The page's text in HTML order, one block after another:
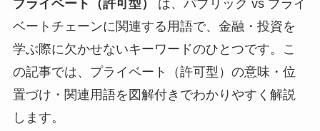
プライベート（許可型）
は、パブリック vs プライ
ベートチェーンに関連する用語で、金融・投資を
学ぶ際に欠かせないキーワードのひとつです。こ
の記事では、プライベート（許可型）の意味・位
置づけ・関連用語を図解付きでわかりやすく解説
します。